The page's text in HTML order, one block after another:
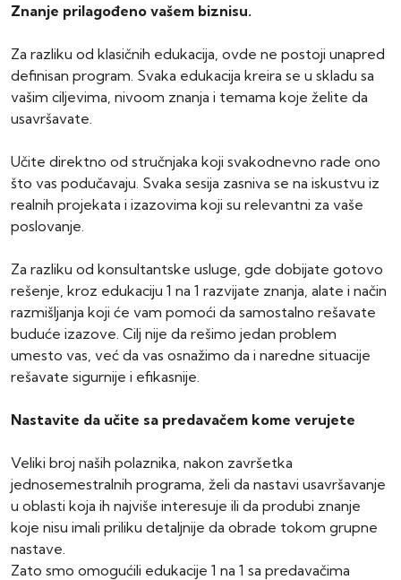
Znanje prilagođeno vašem biznisu.
Za razliku od klasičnih edukacija, ovde ne postoji unapred
definisan program. Svaka edukacija kreira se u skladu sa
vašim ciljevima, nivoom znanja i temama koje želite da
usavršavate.
Učite direktno od stručnjaka koji svakodnevno rade ono
što vas podučavaju. Svaka sesija zasniva se na iskustvu iz
realnih projekata i izazovima koji su relevantni za vaše
poslovanje.
Za razliku od konsultantske usluge, gde dobijate gotovo
rešenje, kroz edukaciju 1 na 1 razvijate znanja, alate i način
razmišljanja koji će vam pomoći da samostalno rešavate
buduće izazove. Cilj nije da rešimo jedan problem
umesto vas, već da vas osnažimo da i naredne situacije
rešavate sigurnije i efikasnije.
Nastavite da učite sa predavačem kome verujete
Veliki broj naših polaznika, nakon završetka
jednosemestralnih programa, želi da nastavi usavršavanje
u oblasti koja ih najviše interesuje ili da produbi znanje
koje nisu imali priliku detaljnije da obrade tokom grupne
nastave.
Zato smo omogućili edukacije 1 na 1 sa predavačima